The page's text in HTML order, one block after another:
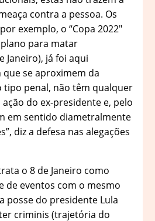
contra a pessoa. Os
exemplo, o “Copa 2022″
para matar
Janeiro), já foi aqui
se aproximem da
tipo penal, não têm qualquer
do ex-presidente e, pelo
em sentido diametralmente
diz a defesa nas alegações
o 8 de Janeiro como
de eventos com o mesmo
posse do presidente Lula
criminis (trajetória do